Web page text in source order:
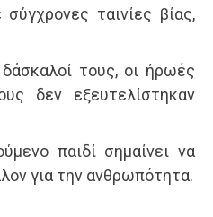
ταινίες βίας,
τους, οι ήρωές
δεν εξευτελίστηκαν
παιδί σημαίνει να
για την ανθρωπότητα.